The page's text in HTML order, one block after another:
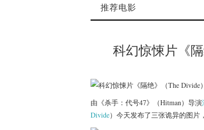
推荐电影
科幻惊悚片《隔
由《杀手：代号47》（Hitman）导演
Divide）今天发布了三张诡异的图片